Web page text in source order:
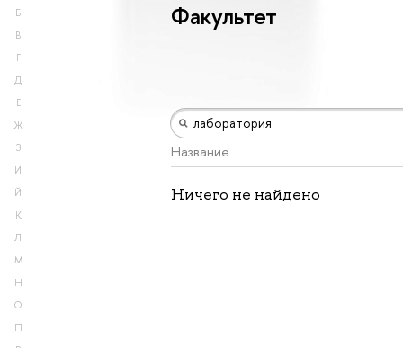
Б
В
Г
Д
Е
Ж
З
И
Й
К
Л
М
Н
О
П
Факультет
Название
Ничего не найдено